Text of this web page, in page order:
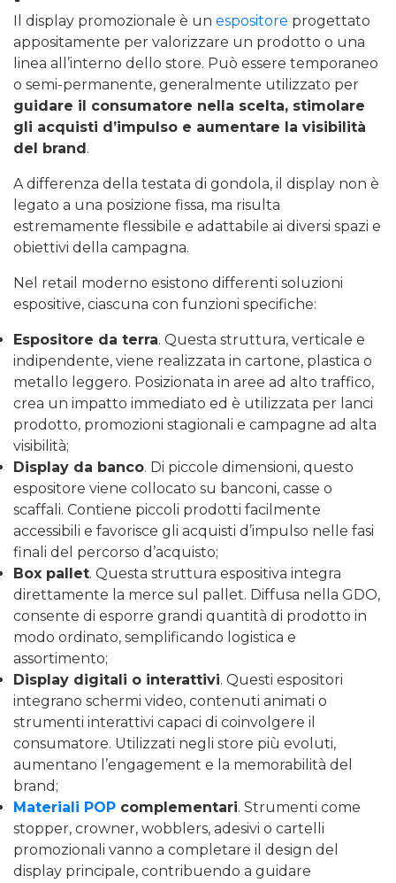
Il display promozionale è un espositore progettato
appositamente per valorizzare un prodotto o una
linea all’interno dello store. Può essere temporaneo
o semi-permanente, generalmente utilizzato per
guidare il consumatore nella scelta, stimolare
gli acquisti d’impulso e aumentare la visibilità
del brand .
A differenza della testata di gondola, il display non è
legato a una posizione fissa, ma risulta
estremamente flessibile e adattabile ai diversi spazi e
obiettivi della campagna.
Nel retail moderno esistono differenti soluzioni
espositive, ciascuna con funzioni specifiche:
Espositore da terra. Questa struttura, verticale e
indipendente, viene realizzata in cartone, plastica o
metallo leggero. Posizionata in aree ad alto traffico,
crea un impatto immediato ed è utilizzata per lanci
prodotto, promozioni stagionali e campagne ad alta
visibilità;
Display da banco. Di piccole dimensioni, questo
espositore viene collocato su banconi, casse o
scaffali. Contiene piccoli prodotti facilmente
accessibili e favorisce gli acquisti d’impulso nelle fasi
finali del percorso d’acquisto;
Box pallet. Questa struttura espositiva integra
direttamente la merce sul pallet. Diffusa nella GDO,
consente di esporre grandi quantità di prodotto in
modo ordinato, semplificando logistica e
assortimento;
Display digitali o interattivi. Questi espositori
integrano schermi video, contenuti animati o
strumenti interattivi capaci di coinvolgere il
consumatore. Utilizzati negli store più evoluti,
aumentano l’engagement e la memorabilità del
brand;
Materiali POP complementari. Strumenti come
stopper, crowner, wobblers, adesivi o cartelli
promozionali vanno a completare il design del
display principale, contribuendo a guidare